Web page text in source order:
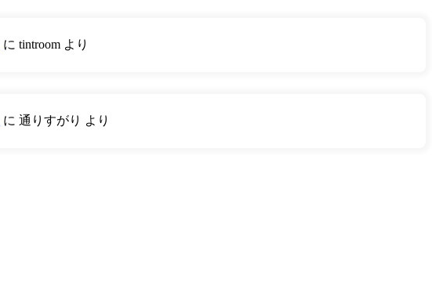
に tintroom より
に 通りすがり より